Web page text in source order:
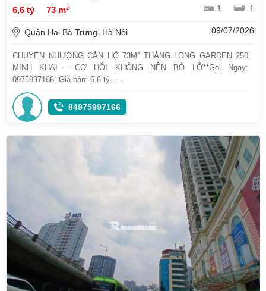
6,6 tỷ
73 m² 1 1
Quận Hai Bà Trưng, Hà Nội 09/07/2026
CHUYỂN NHƯỢNG CĂN HỘ 73M² THĂNG LONG GARDEN 250
MINH KHAI - CƠ HỘI KHÔNG NÊN BỎ LỠ**Gọi Ngay:
0975997166- Giá bán: 6,6 tỷ.- ...
84975997166